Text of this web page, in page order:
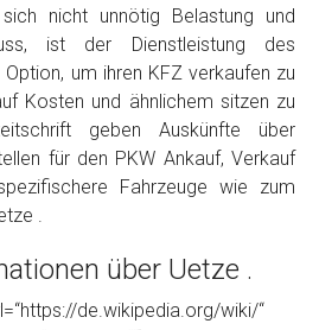
*
nicht unnötig Belastung und
ist der Dienstleistung des
um ihren KFZ verkaufen zu
Kosten und ähnlichem sitzen zu
geben Auskünfte über
für den PKW Ankauf, Verkauf
Fahrzeuge wie zum
.
über Uetze .
de.wikipedia.org/wiki/“